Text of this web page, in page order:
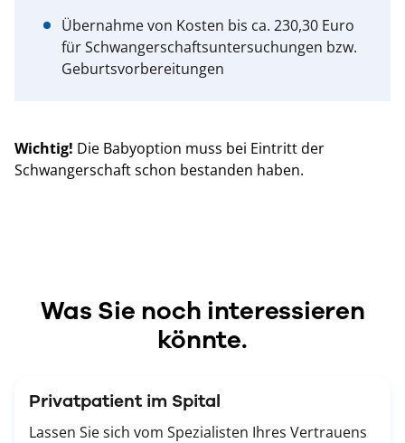
Übernahme von Kosten bis ca. 230,30 Euro
für Schwangerschaftsuntersuchungen bzw.
Geburtsvorbereitungen
Wichtig! Die Babyoption muss bei Eintritt der
Schwangerschaft schon bestanden haben.
Was Sie noch interessieren
könnte.
Privatpatient im Spital
Lassen Sie sich vom Spezialisten Ihres Vertrauens